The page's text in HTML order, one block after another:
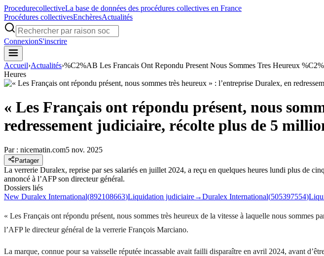
ProcedurecollectiveLa base de données des procédures collectives en France
Procédures collectivesEnchèresActualités
ConnexionS'inscrire
Accueil›Actualités›%C2%AB Les Francais Ont Repondu Present Nous Sommes Tres Heureux
Heures
« Les Français ont répondu présent, nous
redressement judiciaire, récolte plus de 5
Par : nicematin.com5 nov. 2025
Partager
La verrerie Duralex, reprise par ses salariés en juillet 2024, a reçu en quelques heures lundi plus de
annoncé à l’AFP son directeur général.
Dossiers liés
New Duralex International(892108663)Liquidation judiciaire→Duralex International(505397554)
« Les Français ont répondu présent, nous sommes très heureux de la vitesse à laquelle nous sommes
l’AFP le directeur général de la verrerie François Marciano.
La marque, connue pour sa vaisselle réputée incassable avait failli disparaître en avril 2024, avant